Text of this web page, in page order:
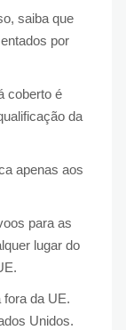
saiba que
por
coberto é
da
apenas aos
para as
lugar do
da UE.
Unidos.